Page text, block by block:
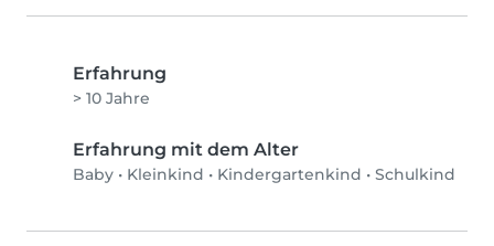
Erfahrung
> 10 Jahre
Erfahrung mit dem Alter
Baby • Kleinkind • Kindergartenkind • Schulkind